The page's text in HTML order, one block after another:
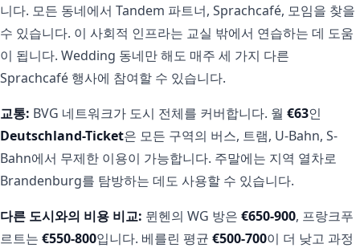
니다. 모든 동네에서 Tandem 파트너, Sprachcafé, 모임을 찾을
수 있습니다. 이 사회적 인프라는 교실 밖에서 연습하는 데 도움
이 됩니다. Wedding 동네만 해도 매주 세 가지 다른
Sprachcafé 행사에 참여할 수 있습니다.
교통: BVG 네트워크가 도시 전체를 커버합니다. 월 €63인
Deutschland-Ticket은 모든 구역의 버스, 트램, U-Bahn, S-
Bahn에서 무제한 이용이 가능합니다. 주말에는 지역 열차로
Brandenburg를 탐방하는 데도 사용할 수 있습니다.
다른 도시와의 비용 비교: 뮌헨의 WG 방은 €650-900, 프랑크푸
르트는 €550-800입니다. 베를린 평균 €500-700이 더 낮고 과정